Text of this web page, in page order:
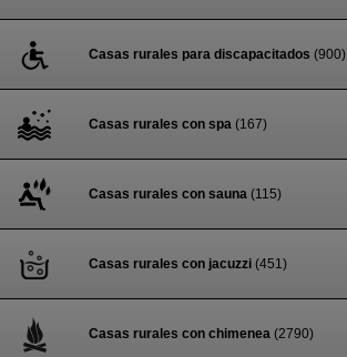
Casas rurales para discapacitados (900)
Casas rurales con spa (167)
Casas rurales con sauna (115)
Casas rurales con jacuzzi (451)
Casas rurales con chimenea (2790)